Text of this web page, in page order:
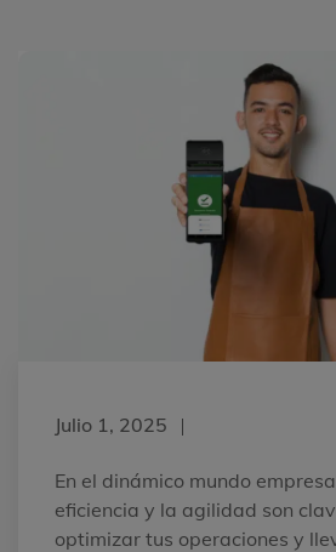
Julio 1, 2025
En el dinámico mundo
eficiencia y la agilidad son
optimizar tus operaciones y